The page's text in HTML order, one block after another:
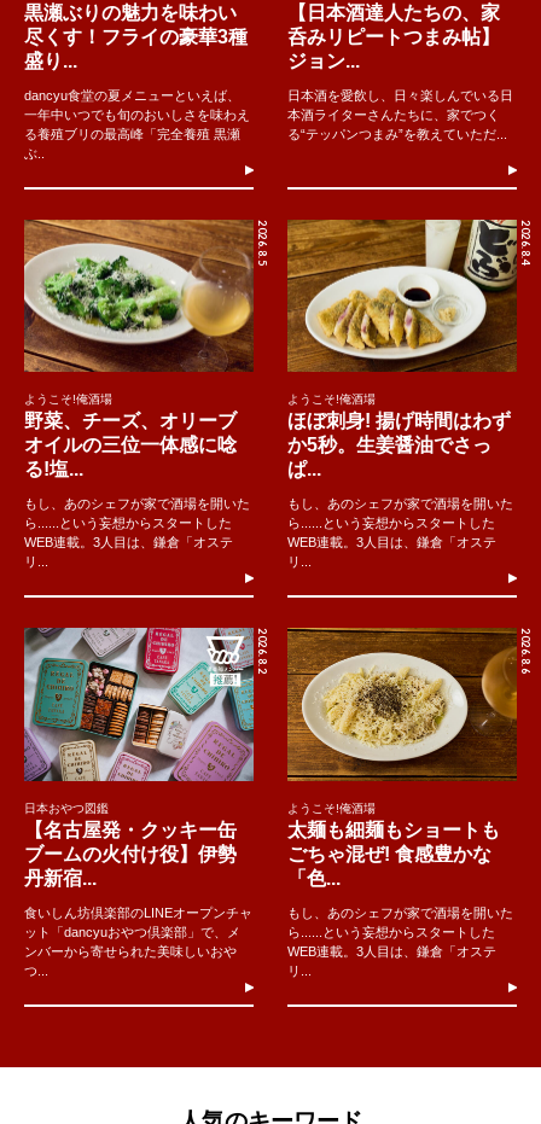
黒瀬ぶりの魅力を味わい
尽くす！フライの豪華3種
盛り...
dancyu食堂の夏メニューといえば、
一年中いつでも旬のおいしさを味わえ
る養殖ブリの最高峰「完全養殖 黒瀬
ぶ..
【日本酒達人たちの、家
呑みリピートつまみ帖】
ジョン...
日本酒を愛飲し、日々楽しんでいる日
本酒ライターさんたちに、家でつく
る“テッパンつまみ”を教えていただ...
2026.8.5
ようこそ!俺酒場
野菜、チーズ、オリーブ
オイルの三位一体感に唸
る!塩...
もし、あのシェフが家で酒場を開いた
ら......という妄想からスタートした
WEB連載。3人目は、鎌倉「オステ
リ...
2026.8.4
ようこそ!俺酒場
ほぼ刺身! 揚げ時間はわず
か5秒。生姜醤油でさっ
ぱ...
もし、あのシェフが家で酒場を開いた
ら......という妄想からスタートした
WEB連載。3人目は、鎌倉「オステ
リ...
2026.8.2
日本おやつ図鑑
【名古屋発・クッキー缶
ブームの火付け役】伊勢
丹新宿...
食いしん坊倶楽部のLINEオープンチャ
ット「dancyuおやつ倶楽部」で、メ
ンバーから寄せられた美味しいおや
つ...
2026.8.6
ようこそ!俺酒場
太麺も細麺もショートも
ごちゃ混ぜ! 食感豊かな
「色...
もし、あのシェフが家で酒場を開いた
ら......という妄想からスタートした
WEB連載。3人目は、鎌倉「オステ
リ...